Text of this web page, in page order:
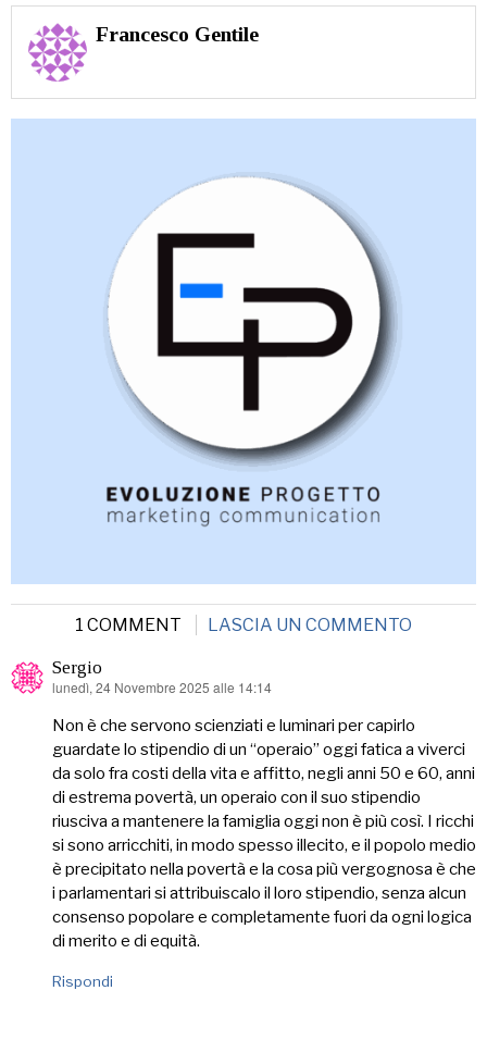
Francesco Gentile
1 COMMENT LASCIA UN COMMENTO
Sergio
ha
lunedì, 24 Novembre 2025 alle 14:14
Non è che servono scienziati e luminari per capirlo
guardate lo stipendio di un “operaio” oggi fatica a viverci
da solo fra costi della vita e affitto, negli anni 50 e 60, anni
di estrema povertà, un operaio con il suo stipendio
riusciva a mantenere la famiglia oggi non è più così. I ricchi
si sono arricchiti, in modo spesso illecito, e il popolo medio
è precipitato nella povertà e la cosa più vergognosa è che
i parlamentari si attribuiscalo il loro stipendio, senza alcun
consenso popolare e completamente fuori da ogni logica
di merito e di equità.
Rispondi